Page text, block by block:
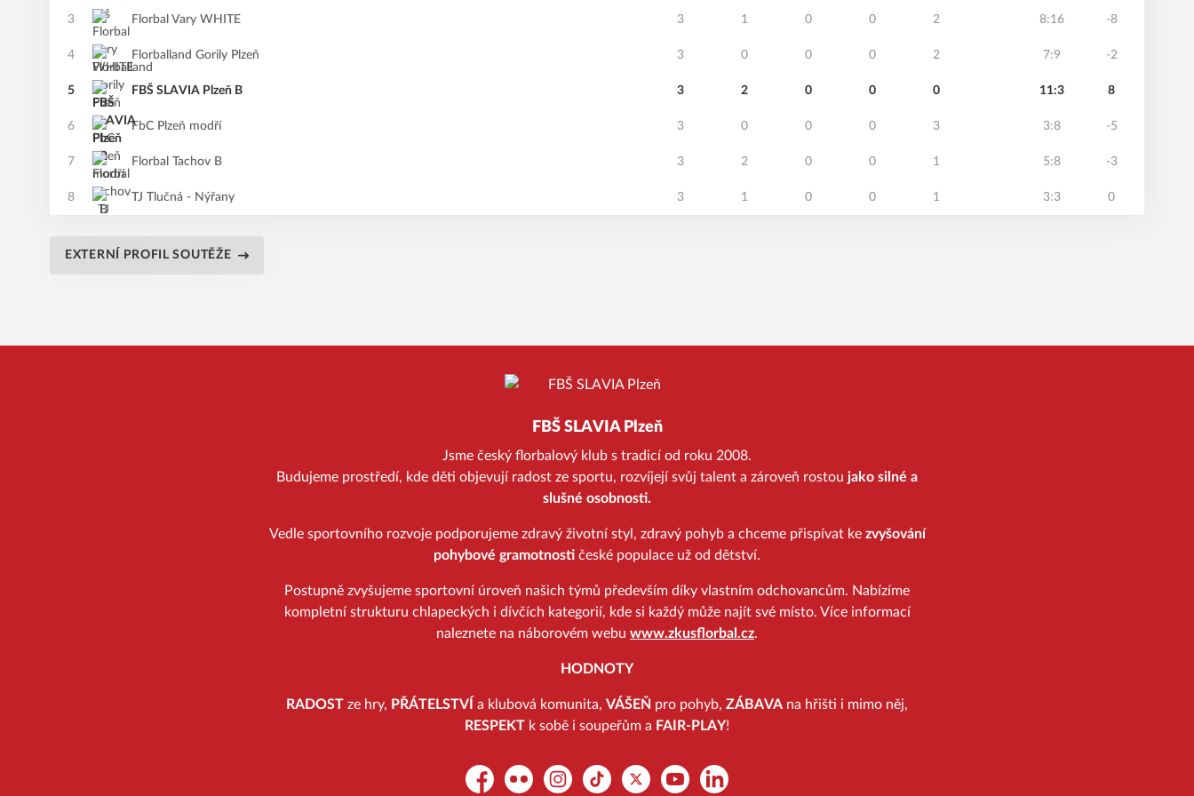
3 Florbal Vary WHITE 3 1 0 0 2 8:16 -8
4 Florballand Gorily Plzeň 3 0 0 0 2 7:9 -2
5 FBŠ SLAVIA Plzeň B 3 2 0 0 0 11:3 8
6 FbC Plzeň modří 3 0 0 0 3 3:8 -5
7 Florbal Tachov B 3 2 0 0 1 5:8 -3
8 TJ Tlučná - Nýřany 3 1 0 0 1 3:3 0
EXTERNÍ PROFIL SOUTĚŽE
FBŠ SLAVIA Plzeň
Jsme český florbalový klub s tradicí od roku 2008.
Budujeme prostředí, kde děti objevují radost ze sportu, rozvíjejí svůj talent a zároveň rostou jako silné a
slušné osobnosti.
Vedle sportovního rozvoje podporujeme zdravý životní styl, zdravý pohyb a chceme přispívat kezvyšování
pohybové gramotnosti české populace už od dětství.
Postupně zvyšujeme sportovní úroveň našich týmů především díky vlastním odchovancům. Nabízíme
kompletní strukturu chlapeckých i dívčích kategorií, kde si každý může najít své místo. Více informací
naleznete na náborovém webu www.zkusflorbal.cz.
HODNOTY
RADOST ze hry, PŘÁTELSTVÍ a klubová komunita, VÁŠEŇ pro pohyb, ZÁBAVA na hřišti i mimo něj,
RESPEKT k sobě i soupeřům a FAIR-PLAY!
FacebookFlickr Instagram
TikTok Platform X
YouTubeLinkedIn